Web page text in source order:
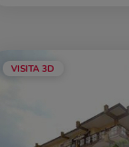
VISITA 3D